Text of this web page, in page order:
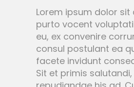
Lorem ipsum dolor sit
purto vocent
eu, ex convenire
consul postulant ea
facete invidunt
Sit et primis